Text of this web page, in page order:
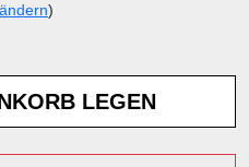
ändern)